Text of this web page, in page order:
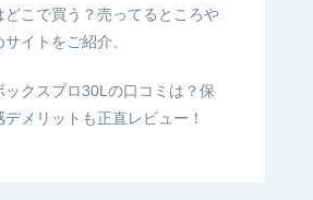
どこで買う？売ってるところや
イトをご紹介。
ックスプロ30Lの口コミは？保
メリットも正直レビュー！